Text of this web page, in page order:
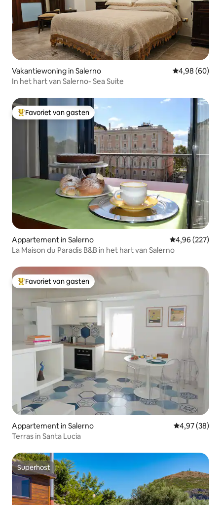
Vakantiewoning in Salerno Gemiddelde
4,98 (60)
In het hart van Salerno- Sea Suite
Topfavoriet van gasten
Favoriet van gasten
Appartement in Salerno Gemiddelde
4,96 (227)
La Maison du Paradis B&B in het hart van Salerno
Topfavoriet van gasten
Favoriet van gasten
Appartement in Salerno Gemiddelde
4,97 (38)
Terras in Santa Lucia
Superhost
Superhost